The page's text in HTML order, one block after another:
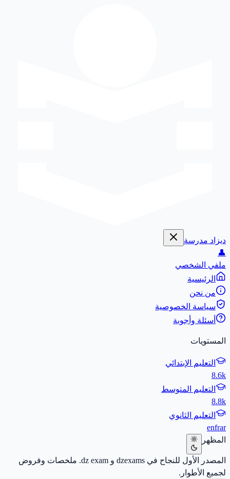
ديزاد مدرسة
👤
ملفي الشخصي
الرئيسية
من نحن
سياسة الخصوصية
أسئلة وأجوبة
المستويات
التعليم الإبتدائي
8.6k
التعليم المتوسط
8.8k
التعليم الثانوي
enfrar
المظهر
المصدر الأول للنجاح في dzexams و dz exam. ملخصات وفروض
لجميع الأطوار.